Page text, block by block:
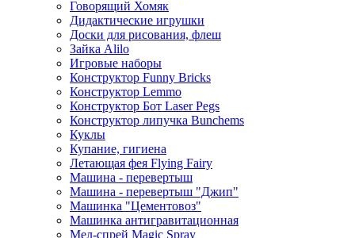
Говорящий Хомяк
Дидактические игрушки
Доски для рисования, флеш
Зайка Alilo
Игровые наборы
Конструктор Funny Bricks
Конструктор Lemmo
Конструктор Бот Laser Pegs
Конструктор липучка Bunchems
Куклы
Купание, гигиена
Летающая фея Flying Fairy
Машина - перевертыш
Машина - перевертыш "Джип"
Машинка "Цементовоз"
Машинка антигравитационная
Мел-спрей Magic Spray